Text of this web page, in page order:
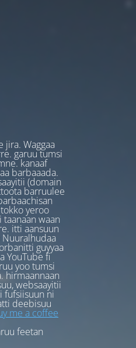
Waggaa
garuu tumsi
kanaaf
barbaaada.
(domain
barruulee
yeroo
waan
itti aansuun
guyyaa
YouTube fi
yoo tumsi
hirmaannaan
websaayitii
fufsiisuun ni
deebisuu
me a coffee
feetan